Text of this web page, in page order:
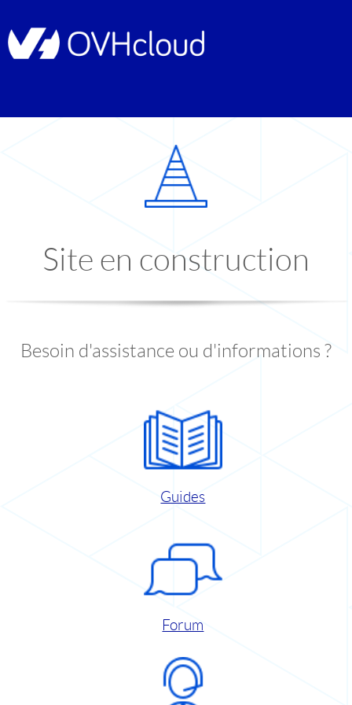
Site en construction
Besoin d'assistance ou d'informations ?
Guides
Forum